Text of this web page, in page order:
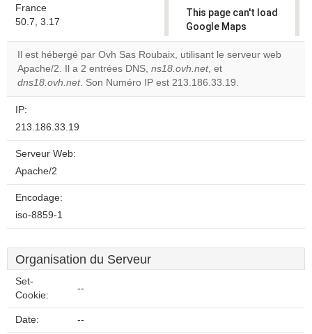
France
50.7, 3.17
This page can't load
Google Maps
correctly.
Do you
own this
Il est hébergé par Ovh Sas Roubaix, utilisant le serveur web
Apache/2. Il a 2 entrées DNS, ns18.ovh.net, et
dns18.ovh.net. Son Numéro IP est 213.186.33.19.
IP:
213.186.33.19
Serveur Web:
Apache/2
Encodage:
iso-8859-1
Organisation du Serveur
Set-
Cookie:
--
Date: --